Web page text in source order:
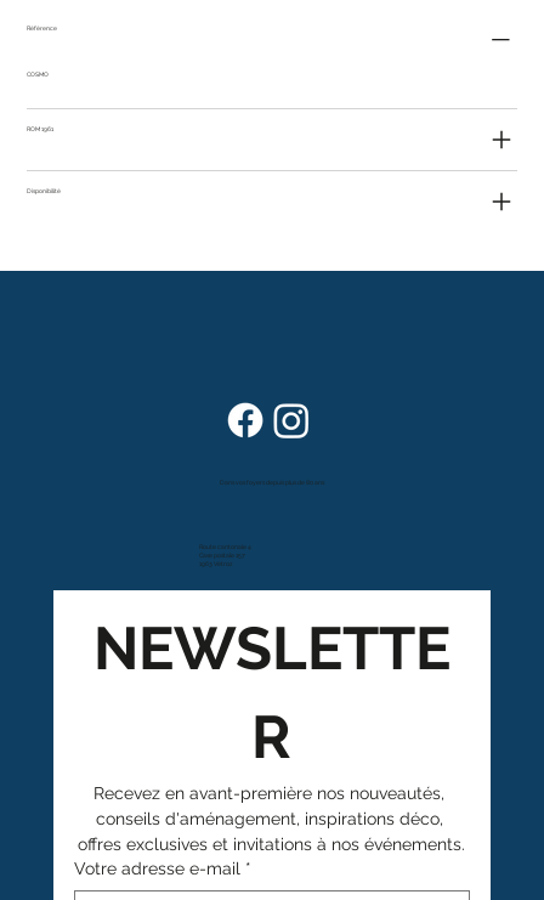
Référence
COSMO
ROM 1961
Disponibilité
Route cantonale 4
Case postale 157
1963 Vétroz
Dans vos foyers depuis plus de 80 ans
NEWSLETTE
R
Recevez en avant-première nos nouveautés,
conseils d'aménagement, inspirations déco,
offres exclusives et invitations à nos événements.
Votre adresse e-mail *